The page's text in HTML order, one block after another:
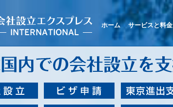
ホーム サービスと料金